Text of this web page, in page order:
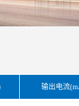
输出电流